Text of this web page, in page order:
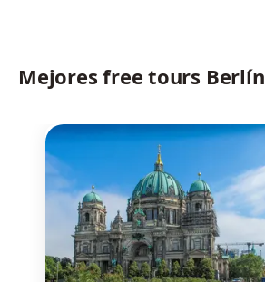
Mejores free tours Berlín